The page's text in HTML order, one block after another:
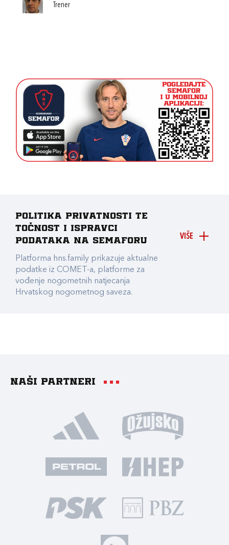
Trener
VIŠE
Politika privatnosti te
točnost i ispravci
podataka na Semaforu
Platforma hns.family prikazuje aktualne
podatke iz COMET-a, platforme za
vođenje nogometnih natjecanja
Hrvatskog nogometnog saveza.
Naši partneri